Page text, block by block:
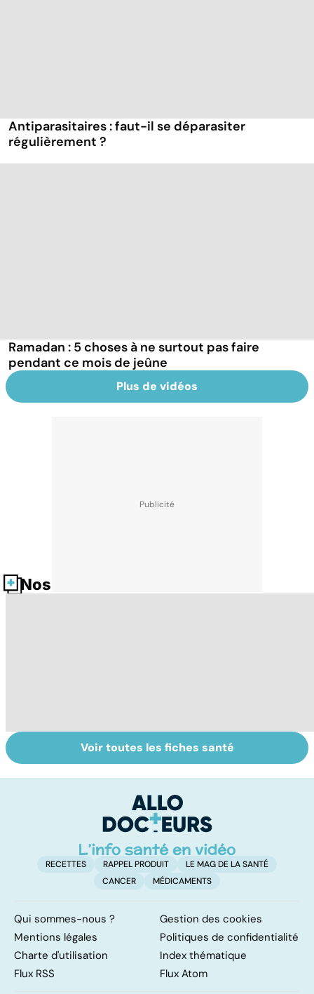
Antiparasitaires : faut-il se déparasiter
régulièrement ?
Ramadan : 5 choses à ne surtout pas faire
pendant ce mois de jeûne
Plus de vidéos
Nos fiches santé
La tuberculose
pulmonaire
La gale, une
maladie très
Voir toutes les fiches santé
RECETTES RAPPEL PRODUIT
LE MAG DE LA SANTÉ
CANCER
MÉDICAMENTS
Qui sommes-nous ?
Gestion des cookies
Mentions légales
Politiques de confidentialité
Charte d'utilisation
Index thématique
Flux RSS
Flux Atom